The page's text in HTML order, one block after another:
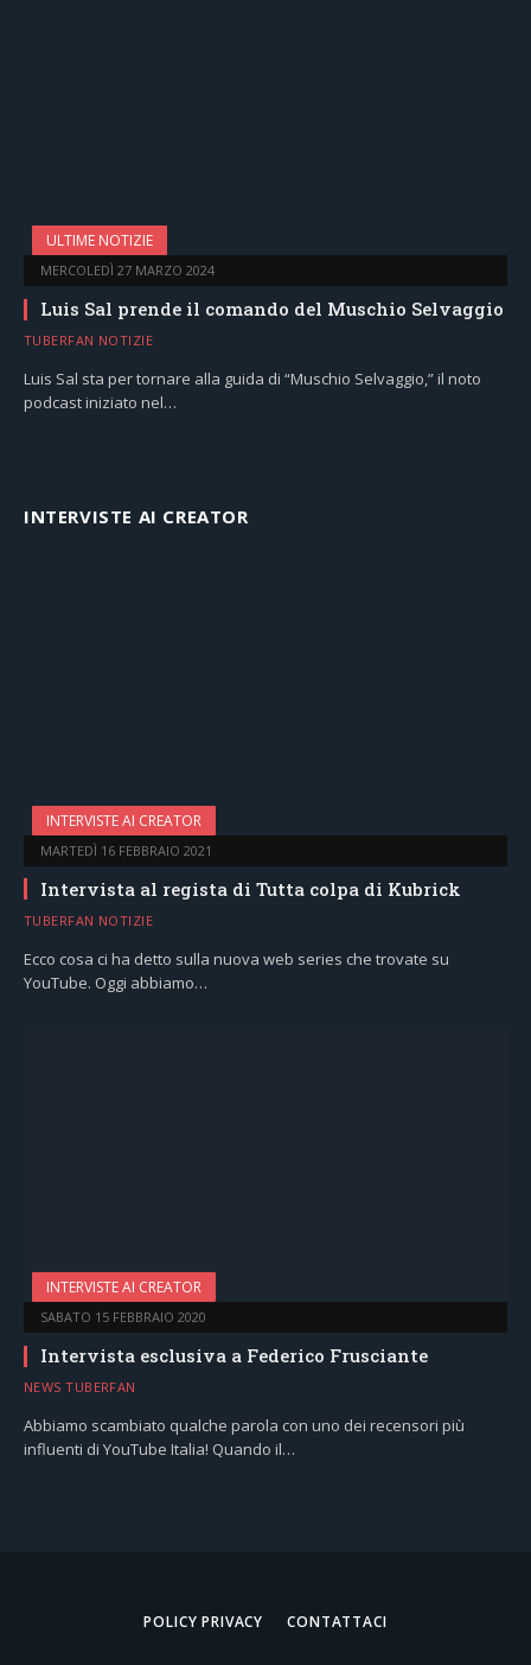
ULTIME NOTIZIE
MERCOLEDÌ 27 MARZO 2024
Luis Sal prende il comando del Muschio Selvaggio
TUBERFAN NOTIZIE
Luis Sal sta per tornare alla guida di “Muschio Selvaggio,” il noto
podcast iniziato nel…
INTERVISTE AI CREATOR
INTERVISTE AI CREATOR
MARTEDÌ 16 FEBBRAIO 2021
Intervista al regista di Tutta colpa di Kubrick
TUBERFAN NOTIZIE
Ecco cosa ci ha detto sulla nuova web series che trovate su
YouTube. Oggi abbiamo…
INTERVISTE AI CREATOR
SABATO 15 FEBBRAIO 2020
Intervista esclusiva a Federico Frusciante
NEWS TUBERFAN
Abbiamo scambiato qualche parola con uno dei recensori più
influenti di YouTube Italia! Quando il…
POLICY PRIVACY CONTATTACI